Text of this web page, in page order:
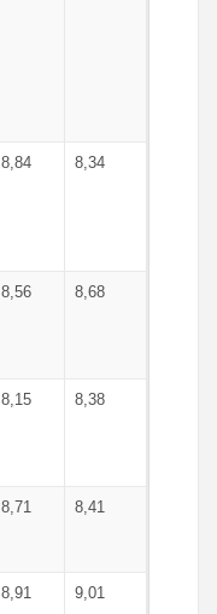
8,84 8,34
8,56 8,68
8,15 8,38
8,71 8,41
8,91 9,01